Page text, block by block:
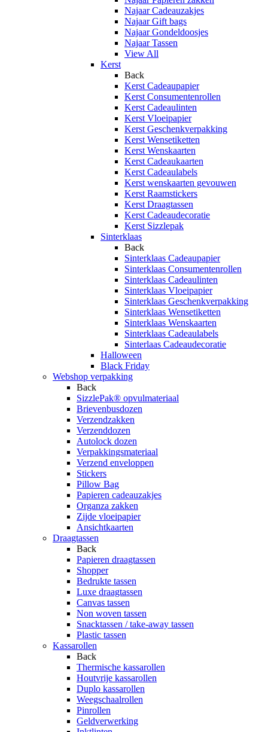
Najaar Cadeauzakjes
Najaar Gift bags
Najaar Gondeldoosjes
Najaar Tassen
View All
Kerst
Back
Kerst Cadeaupapier
Kerst Consumentenrollen
Kerst Cadeaulinten
Kerst Vloeipapier
Kerst Geschenkverpakking
Kerst Wensetiketten
Kerst Wenskaarten
Kerst Cadeaukaarten
Kerst Cadeaulabels
Kerst wenskaarten gevouwen
Kerst Raamstickers
Kerst Draagtassen
Kerst Cadeaudecoratie
Kerst Sizzlepak
Sinterklaas
Back
Sinterklaas Cadeaupapier
Sinterklaas Consumentenrollen
Sinterklaas Cadeaulinten
Sinterklaas Vloeipapier
Sinterklaas Geschenkverpakking
Sinterklaas Wensetiketten
Sinterklaas Wenskaarten
Sinterklaas Cadeaulabels
Sinterlaas Cadeaudecoratie
Halloween
Black Friday
Webshop verpakking
Back
SizzlePak® opvulmateriaal
Brievenbusdozen
Verzendzakken
Verzenddozen
Autolock dozen
Verpakkingsmateriaal
Verzend enveloppen
Stickers
Pillow Bag
Papieren cadeauzakjes
Organza zakken
Zijde vloeipapier
Ansichtkaarten
Draagtassen
Back
Papieren draagtassen
Shopper
Bedrukte tassen
Luxe draagtassen
Canvas tassen
Non woven tassen
Snacktassen / take-away tassen
Plastic tassen
Kassarollen
Back
Thermische kassarollen
Houtvrije kassarollen
Duplo kassarollen
Weegschaalrollen
Pinrollen
Geldverwerking